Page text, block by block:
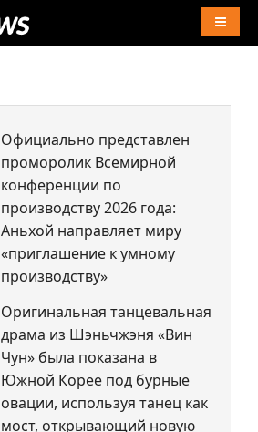
Официально представлен
проморолик Всемирной
конференции по
производству 2026 года:
Аньхой направляет миру
«приглашение к умному
производству»
Оригинальная танцевальная
драма из Шэньчжэня «Вин
Чун» была показана в
Южной Корее под бурные
овации, используя танец как
мост, открывающий новую